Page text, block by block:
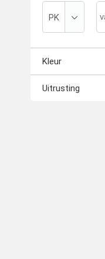
Kleur
Uitrusting